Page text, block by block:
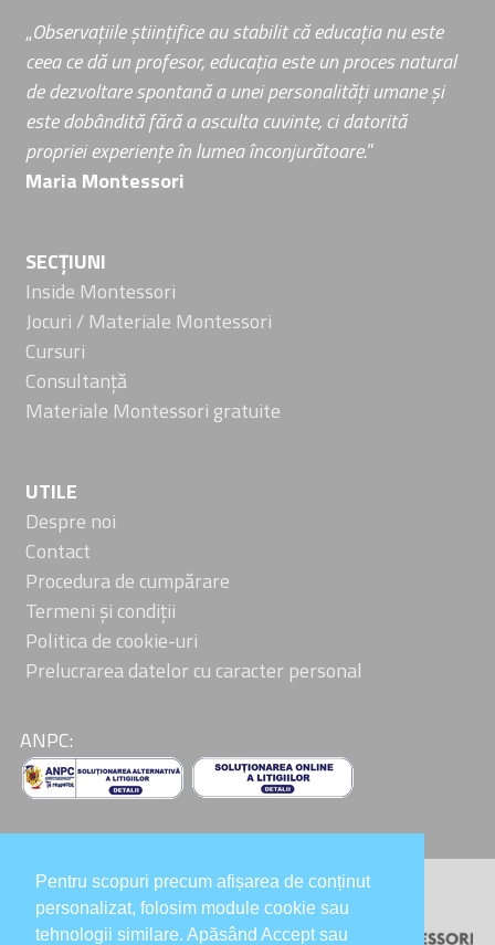
„Observațiile științifice au stabilit că educația nu este
ceea ce dă un profesor, educația este un proces natural
de dezvoltare spontană a unei personalități umane și
este dobândită fără a asculta cuvinte, ci datorită
propriei experiențe în lumea înconjurătoare.”
Maria Montessori
SECȚIUNI
Inside Montessori
Jocuri / Materiale Montessori
Cursuri
Consultanță
Materiale Montessori gratuite
UTILE
Despre noi
Contact
Procedura de cumpărare
Termeni și condiții
Politica de cookie-uri
Prelucrarea datelor cu caracter personal
ANPC:
Colaboratori:
Pentru scopuri precum afișarea de conținut
personalizat, folosim module cookie sau
tehnologii similare. Apăsând Accept sau